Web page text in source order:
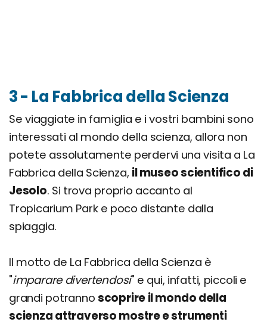
3 - La Fabbrica della Scienza
Se viaggiate in famiglia e i vostri bambini sono
interessati al mondo della scienza, allora non
potete assolutamente perdervi una visita a La
Fabbrica della Scienza, il museo scientifico di
Jesolo. Si trova proprio accanto al
Tropicarium Park e poco distante dalla
spiaggia.
Il motto de La Fabbrica della Scienza è
"imparare divertendosi" e qui, infatti, piccoli e
grandi potranno scoprire il mondo della
scienza attraverso mostre e strumenti